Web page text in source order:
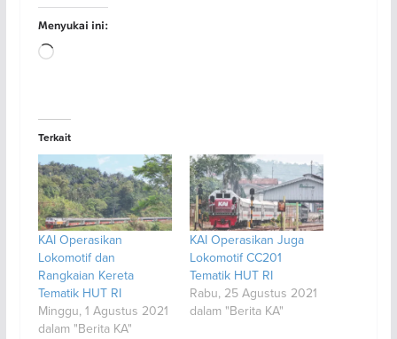
Menyukai ini:
Memuat...
Terkait
KAI Operasikan
Lokomotif dan
Rangkaian Kereta
Tematik HUT RI
Minggu, 1 Agustus 2021
dalam "Berita KA"
KAI Operasikan Juga
Lokomotif CC201
Tematik HUT RI
Rabu, 25 Agustus 2021
dalam "Berita KA"